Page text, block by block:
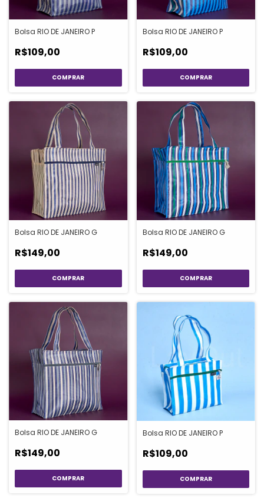
Bolsa RIO DE JANEIRO P
R$109,00
Bolsa RIO DE JANEIRO P
R$109,00
Bolsa RIO DE JANEIRO G
R$149,00
Bolsa RIO DE JANEIRO G
R$149,00
Bolsa RIO DE JANEIRO G
R$149,00
Bolsa RIO DE JANEIRO P
R$109,00